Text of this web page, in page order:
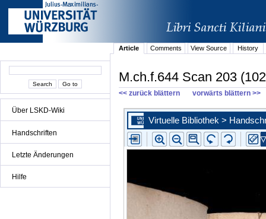
Über LSKD-Wiki
Handschriften
Letzte Änderungen
Hilfe
Article Comments View Source History
M.ch.f.644 Scan 203
<< zurück blättern vorwärts blättern >>